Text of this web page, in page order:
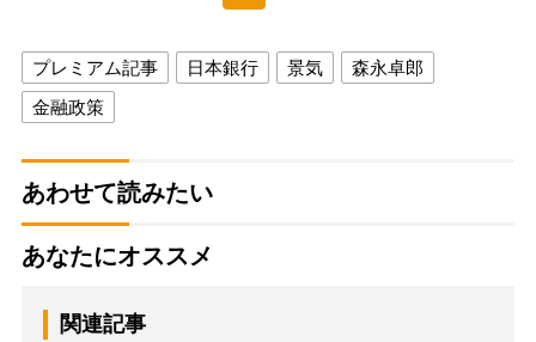
プレミアム記事 日本銀行 景気
森永卓郎
金融政策
あわせて読みたい
あなたにオススメ
関連記事